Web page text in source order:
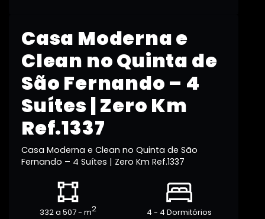
Casa Moderna e
Clean no Quinta de
São Fernando – 4
Suítes | Zero Km
Ref.1337
Casa Moderna e Clean no Quinta de São
Fernando – 4 Suítes | Zero Km Ref.1337
332 a 507 - m2 4 - 4 Dormitórios